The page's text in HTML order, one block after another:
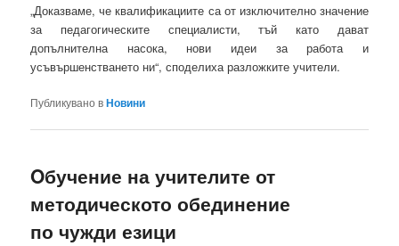
„Доказваме, че квалификациите са от изключително значение
за педагогическите специалисти, тъй като дават
допълнителна насока, нови идеи за работа и
усъвършенстването ни“, споделиха разложките учители.
Публикувано вНовини
Oбучение на учителите от
методическото обединение
по чужди езици